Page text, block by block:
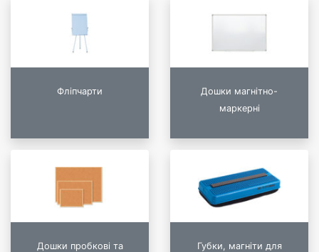
Фліпчарти
Дошки магнітно-
маркерні
Дошки пробкові та
Губки, магніти для